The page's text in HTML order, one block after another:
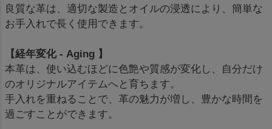
良質な革は、適切な製造とオイルの浸透により、簡単な
お手入れで長く使用できます。
【経年変化 - Aging 】
本革は、使い込むほどに色艶や質感が変化し、自分だけ
のオリジナルアイテムへと育ちます。
手入れを重ねることで、革の魅力が増し、豊かな時間を
過ごすことができます。